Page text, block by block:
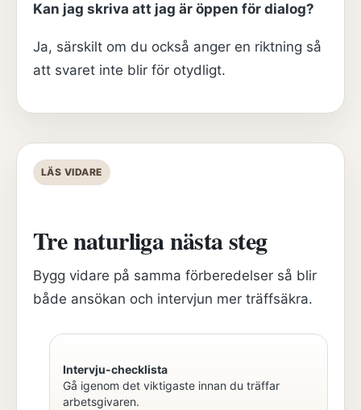
Kan jag skriva att jag är öppen för dialog?
Ja, särskilt om du också anger en riktning så
att svaret inte blir för otydligt.
LÄS VIDARE
Tre naturliga nästa steg
Bygg vidare på samma förberedelser så blir
både ansökan och intervjun mer träffsäkra.
Intervju-checklista
Gå igenom det viktigaste innan du träffar
arbetsgivaren.